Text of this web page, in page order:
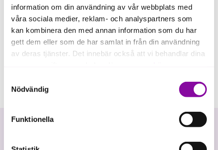
information om din användning av vår webbplats med
våra sociala medier, reklam- och analyspartners som
kan kombinera den med annan information som du har
gett dem eller som de har samlat in från din användning
av deras tjänster. Det innebär också att vi behandlar dina
Om du klickar på avvisa kommer användning av kakor
eller delning av information enligt ovan, inte att ske,
förutom för kakor som är nödvändiga för att hemsidan
ska fungera se mer under inställningar.
Nödvändig
Funktionella